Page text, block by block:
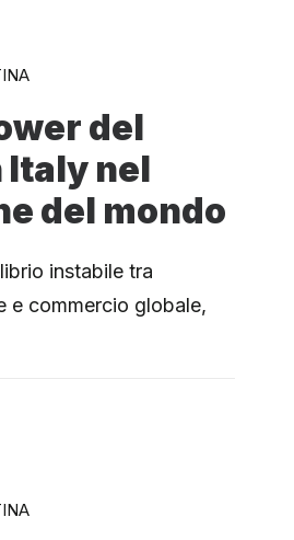
del
Italy nel
del mondo
instabile tra
e commercio globale,